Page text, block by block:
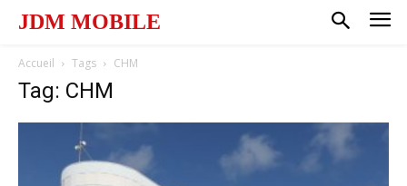
JDM MOBILE
Accueil Tags CHM
Tag: CHM